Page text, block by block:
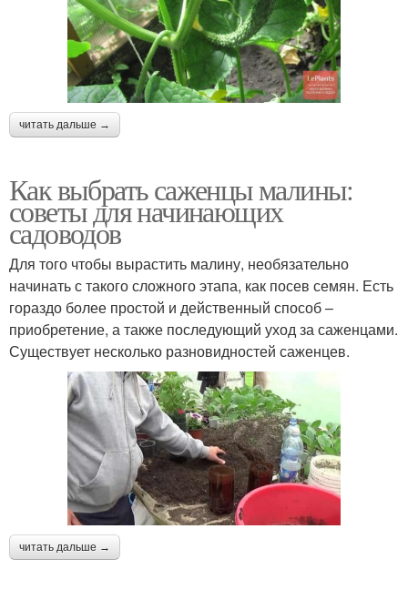
читать дальше →
Как выбрать саженцы малины:
советы для начинающих
садоводов
Для того чтобы вырастить малину, необязательно
начинать с такого сложного этапа, как посев семян. Есть
гораздо более простой и действенный способ –
приобретение, а также последующий уход за саженцами.
Существует несколько разновидностей саженцев.
читать дальше →